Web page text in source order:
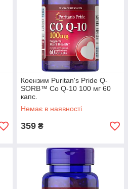
Коензим Puritan's Pride Q-
SORB™ Co Q-10 100 мг 60
капс.
Немає в наявності
359 ₴